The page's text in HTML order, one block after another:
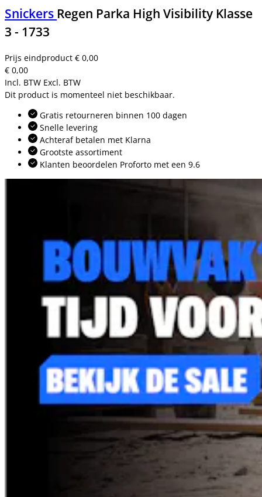
Snickers Regen Parka High Visibility Klasse
3 - 1733
Prijs eindproduct € 0,00
€ 0,00
Incl. BTW Excl. BTW
Dit product is momenteel niet beschikbaar.
Gratis retourneren binnen 100 dagen
Snelle levering
Achteraf betalen met Klarna
Grootste assortiment
Klanten beoordelen Proforto met een 9.6